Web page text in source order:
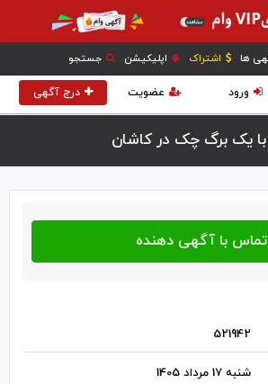
ها اشتراک اپلیکیشن جستجو
درج آگهی عضویت ورود
با یک برگ چک در كاشان
521942
شنبه 17 مرداد 1405